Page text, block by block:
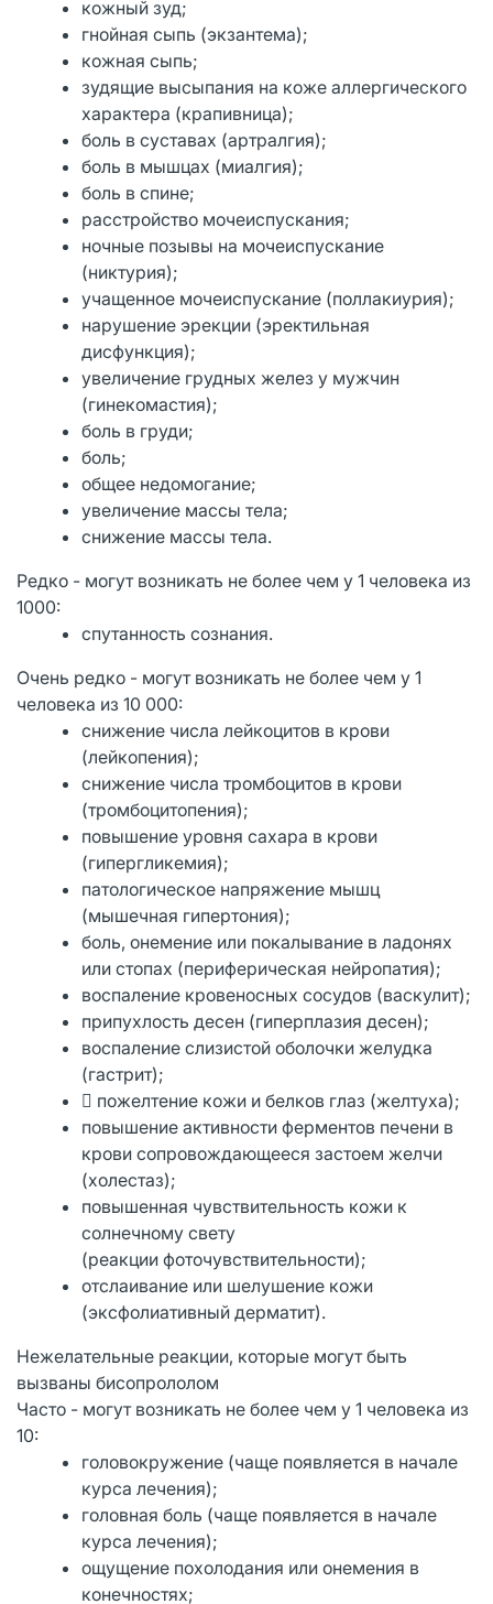
кожный зуд;
гнойная сыпь (экзантема);
кожная сыпь;
зудящие высыпания на коже аллергического
характера (крапивница);
боль в суставах (артралгия);
боль в мышцах (миалгия);
боль в спине;
расстройство мочеиспускания;
ночные позывы на мочеиспускание
(никтурия);
учащенное мочеиспускание (поллакиурия);
нарушение эрекции (эректильная
дисфункция);
увеличение грудных желез у мужчин
(гинекомастия);
боль в груди;
боль;
общее недомогание;
увеличение массы тела;
снижение массы тела.
Редко - могут возникать не более чем у 1 человека из
1000:
спутанность сознания.
Очень редко - могут возникать не более чем у 1
человека из 10 000:
снижение числа лейкоцитов в крови
(лейкопения);
снижение числа тромбоцитов в крови
(тромбоцитопения);
повышение уровня сахара в крови
(гипергликемия);
патологическое напряжение мышц
(мышечная гипертония);
боль, онемение или покалывание в ладонях
или стопах (периферическая нейропатия);
воспаление кровеносных сосудов (васкулит);
припухлость десен (гиперплазия десен);
воспаление слизистой оболочки желудка
(гастрит);
 пожелтение кожи и белков глаз (желтуха);
повышение активности ферментов печени в
крови сопровождающееся застоем желчи
(холестаз);
повышенная чувствительность кожи к
солнечному свету
(реакции фоточувствительности);
отслаивание или шелушение кожи
(эксфолиативный дерматит).
Нежелательные реакции, которые могут быть
вызваны бисопрололом
Часто - могут возникать не более чем у 1 человека из
10:
головокружение (чаще появляется в начале
курса лечения);
головная боль (чаще появляется в начале
курса лечения);
ощущение похолодания или онемения в
конечностях;